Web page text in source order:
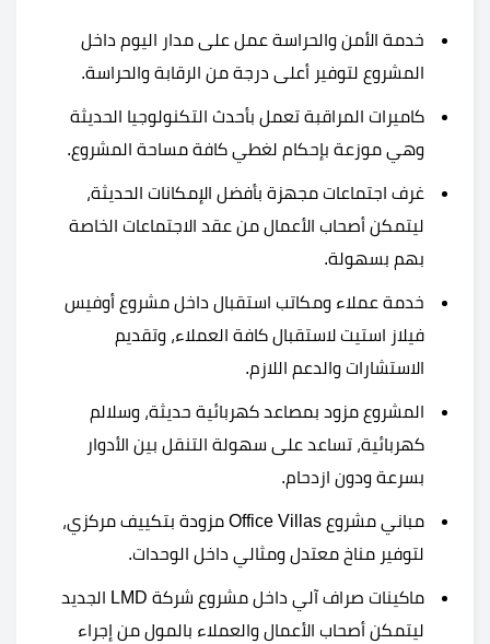
خدمة الأمن والحراسة عمل على مدار اليوم داخل
المشروع لتوفير أعلى درجة من الرقابة والحراسة.
كاميرات المراقبة تعمل بأحدث التكنولوجيا الحديثة
وهي موزعة بإحكام لغطي كافة مساحة المشروع.
غرف اجتماعات مجهزة بأفضل الإمكانات الحديثة،
ليتمكن أصحاب الأعمال من عقد الاجتماعات الخاصة
بهم بسهولة.
خدمة عملاء ومكاتب استقبال داخل مشروع أوفيس
فيلاز استيت لاستقبال كافة العملاء، وتقديم
الاستشارات والدعم اللازم.
المشروع مزود بمصاعد كهربائية حديثة، وسلالم
كهربائية، تساعد على سهولة التنقل بين الأدوار
بسرعة ودون ازدحام.
مباني مشروع Office Villas مزودة بتكييف مركزي،
لتوفير مناخ معتدل ومثالي داخل الوحدات.
ماكينات صراف آلي داخل مشروع شركة LMD الجديد
ليتمكن أصحاب الأعمال والعملاء بالمول من إجراء